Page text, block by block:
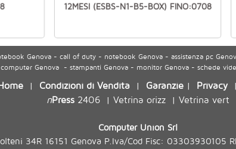
12MESI (ESBS-N1-B5-BOX) FINO:0708
Genova - call of duty - notebook Genova - assistenza pc
Genova - stampanti Genova - monitor Genova - schede
| Condizioni di Vendita | Garanzie | Privacy
nPress2406| Vetrina orizz| Vetrina vert
Computer Union Srl
34R 16151 Genova P.Iva/Cod Fisc: 03303930105